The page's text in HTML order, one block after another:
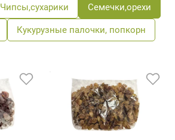
Чипсы,сухарики Семечки,орехи
Кукурузные палочки, попкорн